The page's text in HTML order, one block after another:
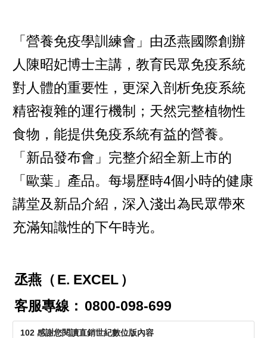
「營養免疫學訓練會」由丞燕國際創辦
人陳昭妃博士主講，教育民眾免疫系統
對人體的重要性，更深入剖析免疫系統
精密複雜的運行機制；天然完整植物性
食物，能提供免疫系統有益的營養。
「新品發布會」完整介紹全新上市的
「歐葉」產品。每場歷時4個小時的健康
講堂及新品介紹，深入淺出為民眾帶來
充滿知識性的下午時光。
丞燕（ E. EXCEL ）
客服專線： 0800-098-699
102 感謝您閱讀直銷世紀數位版內容